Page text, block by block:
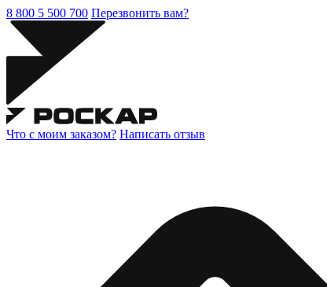
8 800 5 500 700 Перезвонить вам?
Что с моим заказом? Написать отзыв